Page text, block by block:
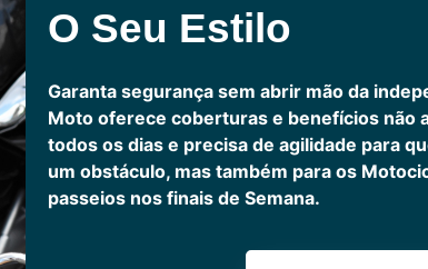
O Seu Estilo
Garanta segurança sem abrir mão da
Moto oferece coberturas e benefícios não
todos os dias e precisa de agilidade para
um obstáculo, mas também para os
passeios nos finais de Semana.